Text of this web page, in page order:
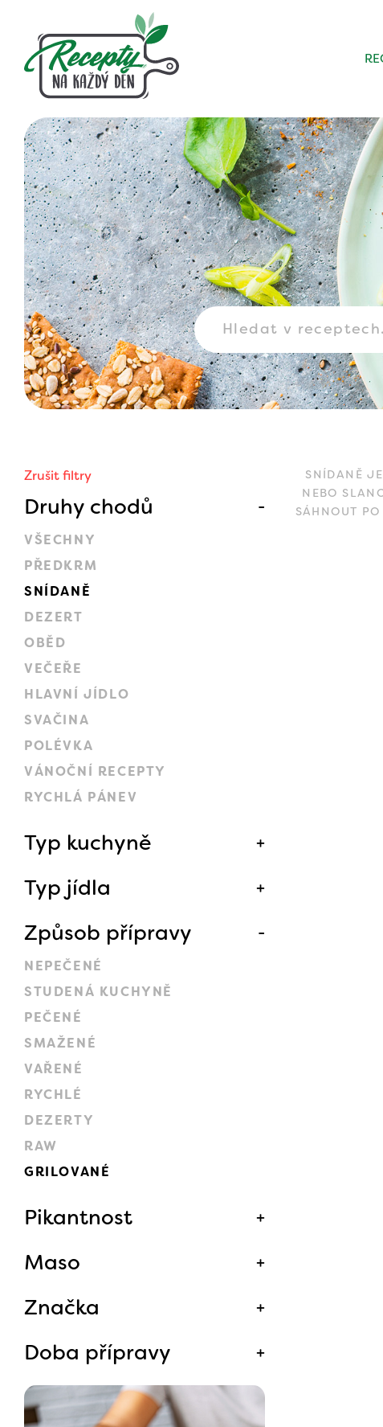
Zrušit filtry
Druhy chodů
VŠECHNY
PŘEDKRM
SNÍDANĚ
DEZERT
OBĚD
VEČEŘE
HLAVNÍ JÍDLO
SVAČINA
POLÉVKA
VÁNOČNÍ RECEPTY
RYCHLÁ PÁNEV
Typ kuchyně
Typ jídla
Způsob přípravy
NEPEČENÉ
STUDENÁ KUCHYNĚ
PEČENÉ
SMAŽENÉ
VAŘENÉ
RYCHLÉ
DEZERTY
RAW
GRILOVANÉ
Pikantnost
Maso
Značka
Doba přípravy
SNÍDANĚ
NEBO
SÁHNOUT